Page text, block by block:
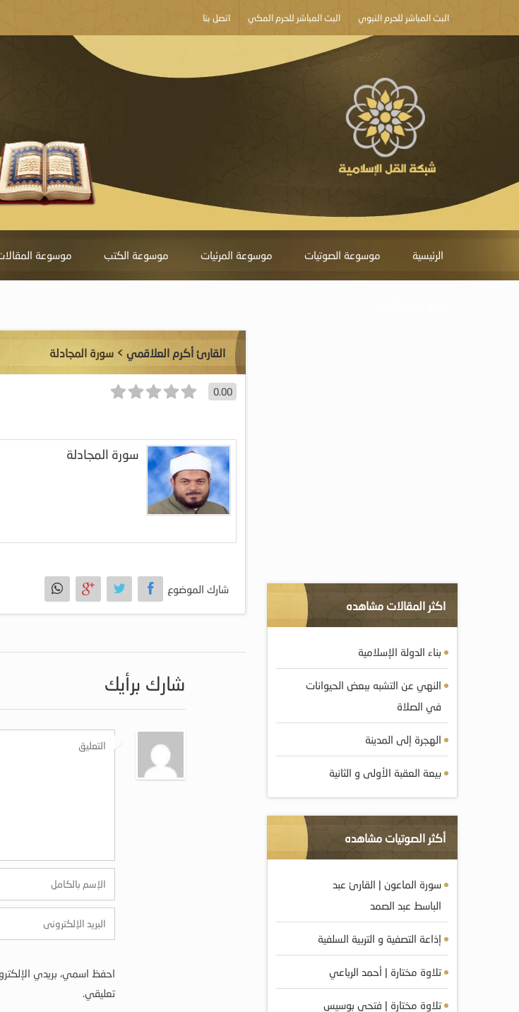
البث المباشر للحرم النبوي البث المباشر للحرم المكي اتصل بنا
المغفرة لأنها
الرئيسية موسوعة الصوتيات موسوعة المرئيات موسوعة الكتب موسوعة
القارئ أكرم العلاقمي > سورة المجادلة
0.00
سورة المجادلة
شارك الموضوع
شارك برأيك
احفظ اسمي، بريدي
تعليقي.
اكثر المقالات مشاهده
بناء الدولة الإسلامية
النهي عن التشبه ببعض الحيوانات
في الصلاة
الهجرة إلى المدينة
بيعة العقبة الأولى و الثانية
أكثر الصوتيات مشاهده
سورة الماعون | القارئ عبد
الباسط عبد الصمد
إذاعة التصفية و التربية السلفية
تلاوة مختارة | أحمد الرباعي
تلاوة مختارة | فتحي بوسيس